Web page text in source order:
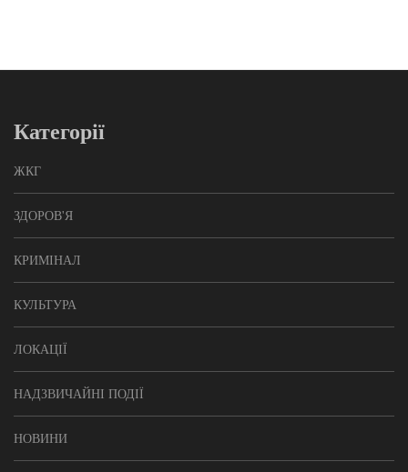
Категорії
ЖКГ
ЗДОРОВ'Я
КРИМІНАЛ
КУЛЬТУРА
ЛОКАЦІЇ
НАДЗВИЧАЙНІ ПОДІЇ
НОВИНИ